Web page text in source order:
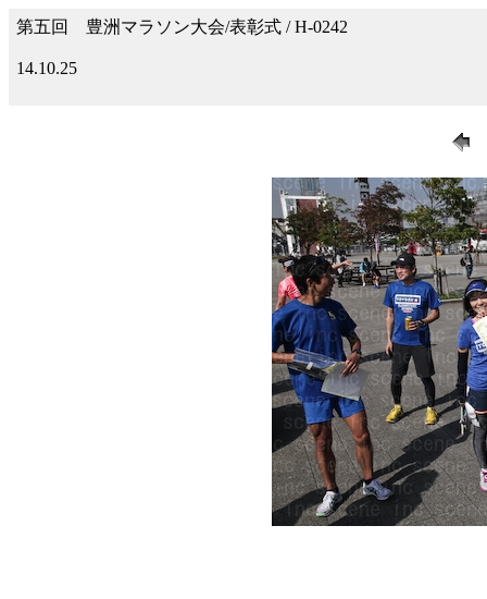
第五回 豊洲マラソン大会/表彰式 / H-0242
14.10.25